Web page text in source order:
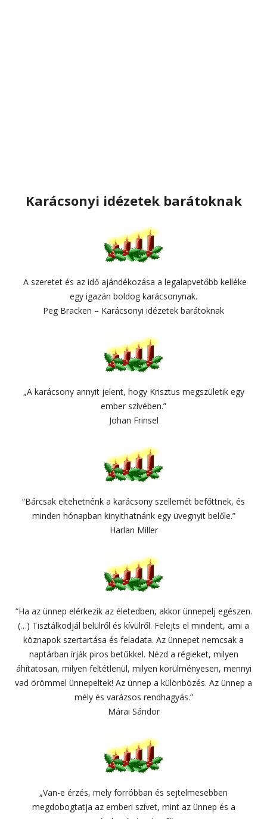
Karácsonyi idézetek barátoknak
A szeretet és az idő ajándékozása a legalapvetőbb kelléke
egy igazán boldog karácsonynak.
Peg Bracken – Karácsonyi idézetek barátoknak
„A karácsony annyit jelent, hogy Krisztus megszületik egy
ember szívében.”
Johan Frinsel
“Bárcsak eltehetnénk a karácsony szellemét befőttnek, és
minden hónapban kinyithatnánk egy üvegnyit belőle.”
Harlan Miller
“Ha az ünnep elérkezik az életedben, akkor ünnepelj egészen.
(…) Tisztálkodjál belülről és kívülről. Felejts el mindent, ami a
köznapok szertartása és feladata. Az ünnepet nemcsak a
naptárban írják piros betűkkel. Nézd a régieket, milyen
áhítatosan, milyen feltétlenül, milyen körülményesen, mennyi
vad örömmel ünnepeltek! Az ünnep a különbözés. Az ünnep a
mély és varázsos rendhagyás.”
Márai Sándor
„Van-e érzés, mely forróbban és sejtelmesebben
megdobogtatja az emberi szívet, mint az ünnep és a